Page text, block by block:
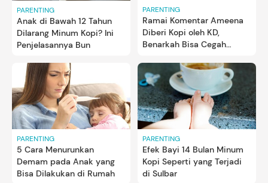
PARENTING
Anak di Bawah 12 Tahun
Dilarang Minum Kopi? Ini
Penjelasannya Bun
PARENTING
Ramai Komentar Ameena
Diberi Kopi oleh KD,
Benarkah Bisa Cegah
PARENTING
5 Cara Menurunkan
Demam pada Anak yang
Bisa Dilakukan di Rumah
PARENTING
Efek Bayi 14 Bulan Minum
Kopi Seperti yang Terjadi
di Sulbar